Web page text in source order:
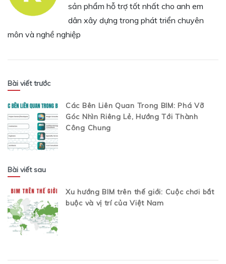
sản phẩm hỗ trợ tốt nhất cho anh em
dân xây dựng trong phát triển chuyên
môn và nghề nghiệp
Bài viết trước
Các Bên Liên Quan Trong BIM: Phá Vỡ
Góc Nhìn Riêng Lẻ, Hướng Tới Thành
Công Chung
Bài viết sau
Xu hướng BIM trên thế giới: Cuộc chơi bắt
buộc và vị trí của Việt Nam